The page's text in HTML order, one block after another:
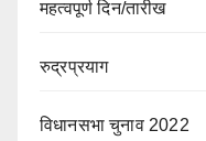
महत्वपूर्ण दिन/तारीख
रुद्रप्रयाग
विधानसभा चुनाव 2022